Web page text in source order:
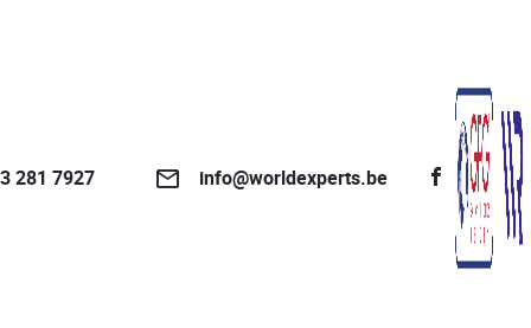
281 7927 info@worldexperts.be